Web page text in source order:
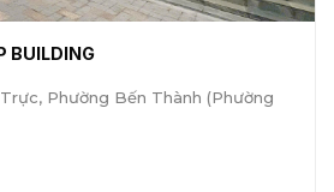
BUILDING
Phường Bến Thành (Phường